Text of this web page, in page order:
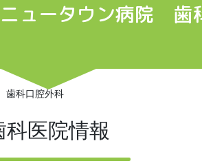
ュータウン病院 歯
科口腔外科
科医院情報